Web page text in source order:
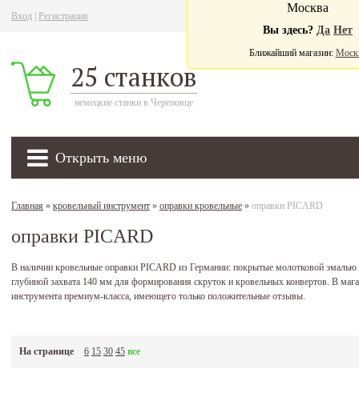
Вход Регистрация
25 станков
немецкие станки в Череповце
Открыть меню
Москва
Вы здесь? Да Нет
Ближайший магазин:
Главная » кровельный инструмент » оправки кровельные » оправки PICARD
оправки PICARD
В наличии кровельные оправки PICARD из Германии: покрытые молотковой
глубиной захвата 140 мм для формирования скруток и кровельных конвертов. В
инструмента премиум-класса, имеющего только положительные отзывы.
На странице 6 15 30 45 все